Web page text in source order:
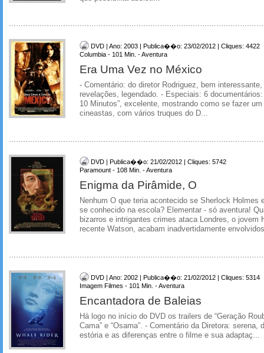
DVD | Ano: 2003 | Publica��o: 23/02/2012 | Cliques: 4422
Columbia - 101 Min. - Aventura
Era Uma Vez no México
- Comentário: do diretor Rodriguez, bem
revelações, legendado. - Especiais: 6
10 Minutos”, excelente, mostrando como se fazer
cineastas, com vários truques do D...
DVD | Publica��o: 21/02/2012 | Cliques: 5742
Paramount - 108 Min. - Aventura
Enigma da Pirâmide, O
Nenhum O que teria acontecido se Sherlock Holmes
se conhecido na escola? Elementar - só aventura!
bizarros e intrigantes crimes ataca Londres, o jovem
recente Watson, acabam inadvertidamente
DVD | Ano: 2002 | Publica��o: 21/02/2012 | Cliques: 5314
Imagem Filmes - 101 Min. - Aventura
Encantadora de Baleias
Há logo no início do DVD os trailers de “Geração
Cama” e “Osama”. - Comentário da Diretora: serena,
estória e as diferenças entre o filme e sua adaptaç...